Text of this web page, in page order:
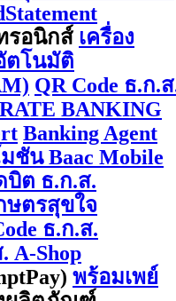
รอนิกส์ เครื่อง
ตโนมัติ
QR Code ธ.ก.
BANKING
Banking Agent
ชัน Baac Mobile
บิต ธ.ก.ส.
ษตรสุขใจ
ธ.ก.ส.
A-Shop
พร้อมเพย์